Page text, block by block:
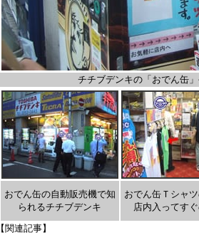
チチブデンキの「おでん缶
おでん缶の自動販売機で知
られるチチブデンキ
おでん缶Ｔシャ
店内入ってす
【関連記事】